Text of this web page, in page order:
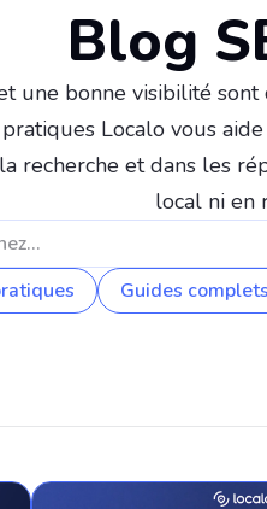
Blog
une bonne visibilité
Localo vous
recherche et dans les
local ni en
Guides complets